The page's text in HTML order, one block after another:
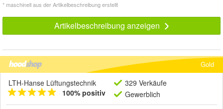
* maschinell aus der Artikelbeschreibung erstellt
Artikelbeschreibung anzeigen
Gold
LTH-Hanse Lüftungstechnik
100% positiv
329 Verkäufe
Gewerblich